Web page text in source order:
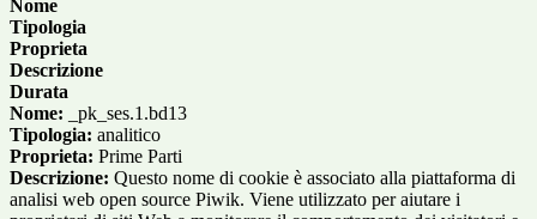
Nome
Tipologia
Proprieta
Descrizione
Durata
Nome: _pk_ses.1.bd13
Tipologia: analitico
Proprieta: Prime Parti
Descrizione: Questo nome di cookie è associato alla piattaforma di
analisi web open source Piwik. Viene utilizzato per aiutare i